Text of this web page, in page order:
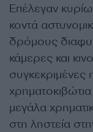
Επέλεγαν
κοντά
δρόμους
κάμερες και
συγκεκριμένες
μεγάλα
στη ληστεία